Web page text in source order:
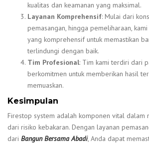
kualitas dan keamanan yang maksimal.
Layanan Komprehensif: Mulai dari
pemasangan, hingga pemeliharaan,
yang komprehensif untuk memastikan
terlindungi dengan baik.
Tim Profesional: Tim kami terdiri dari
berkomitmen untuk memberikan hasil
memuaskan.
Kesimpulan
Firestop system adalah komponen vital dalam
dari risiko kebakaran. Dengan layanan
dari Bangun Bersama Abadi, Anda dapat